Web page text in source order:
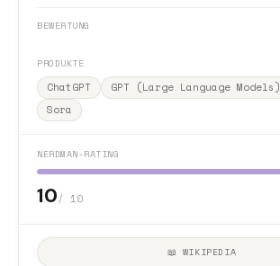
BEWERTUNG
PRODUKTE
ChatGPT GPT (Large Language Models)
Sora
NERDMAN-RATING
10/ 10
📖 WIKIPEDIA